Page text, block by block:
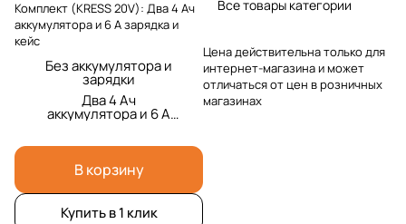
Комплект (KRESS 20V): Два 4 Ач
аккумулятора и 6 А зарядка и
кейс
Без аккумулятора и
зарядки
Два 4 Ач
аккумулятора и 6 А
зарядка и кейс
В корзину
Купить в 1 клик
Все товары категории
Цена действительна только для
интернет-магазина и может
отличаться от цен в розничных
магазинах